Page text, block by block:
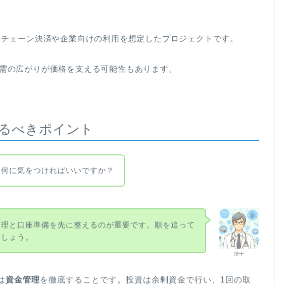
ェーン決済や企業向けの利用を想定したプロジェクトです。
の広がりが価格を支える可能性もあります。
べきポイント
に気をつければいいですか？
博士
理と口座準備を先に整えるのが重要です。順を追って
ょう。
資金管理 を徹底することです。投資は余剰資金で行い、1回の取